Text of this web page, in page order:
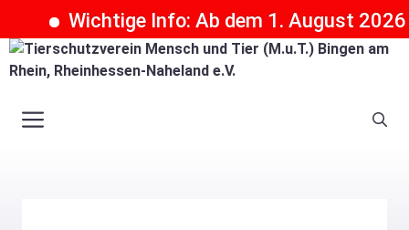
Wichtige Info: Ab dem 1. August 2026
Zum
Inhalt
springenMenü